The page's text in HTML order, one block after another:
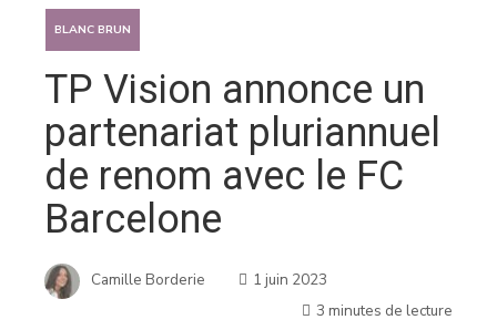
BLANC BRUN
TP Vision annonce un
partenariat pluriannuel
de renom avec le FC
Barcelone
Camille Borderie
1 juin 2023
3 minutes de lecture